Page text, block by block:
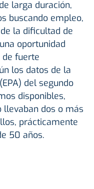
larga duración,
buscando empleo,
la dificultad de
oportunidad
fuerte
los datos de la
del segundo
disponibles,
dos o más
prácticamente
50 años.